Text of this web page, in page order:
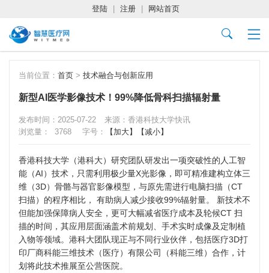
登陆 注册 网站首页
当前位置： 首页 > 技术融合与创新应用
新型AI医学影像技术！99%降低骨科扫描辐射量
发布时间：2025-07-22
来源：香港科技大学快讯
浏览量：
3768 字号： 【加大】 【减小】
香港科技大学（港科大）研究团队研发出一项突破性的人工智
能（AI）技术，只需利用极少量X光影像，即可精准建构立体三
维（3D）骨骼与器官影像模型，与原先需进行电脑扫描（CT
扫描）的程序相比， 有助病人减少接收99%辐射量。 新技术不
但能加强保障病人安全，更可大幅减省医疗成本及轮候CT 扫
描的时间，其应用层面涵盖术前规划、手术实时成像及定制植
入物等领域。港科大团队现正与不同行业伙伴，包括医疗3D打
印厂商科能三维技术（医疗）有限公司（科能三维）合作，计
划将此技术推展至公营医院。